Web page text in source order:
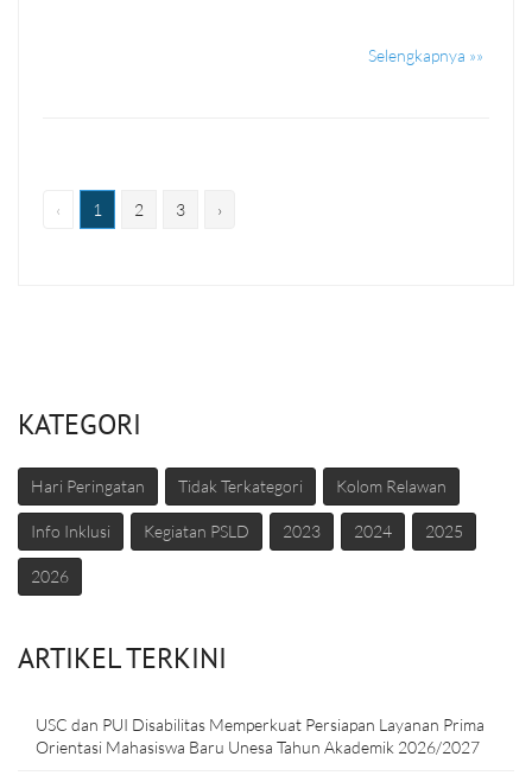
Selengkapnya »»
‹ 1 2 3 ›
KATEGORI
Hari Peringatan Tidak Terkategori Kolom Relawan
Info Inklusi Kegiatan PSLD 2023 2024 2025
2026
ARTIKEL TERKINI
USC dan PUI Disabilitas Memperkuat Persiapan Layanan Prima
Orientasi Mahasiswa Baru Unesa Tahun Akademik 2026/2027